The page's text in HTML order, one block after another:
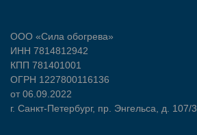
ООО «Сила обогрева»
ИНН 7814812942
КПП 781401001
ОГРН 1227800116136
от 06.09.2022
г. Санкт-Петербург, пр. Энгельса, д. 107/3